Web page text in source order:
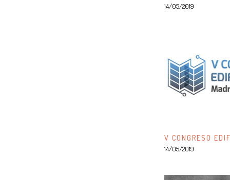
14/05/2019
V CONGRESO
14/05/2019